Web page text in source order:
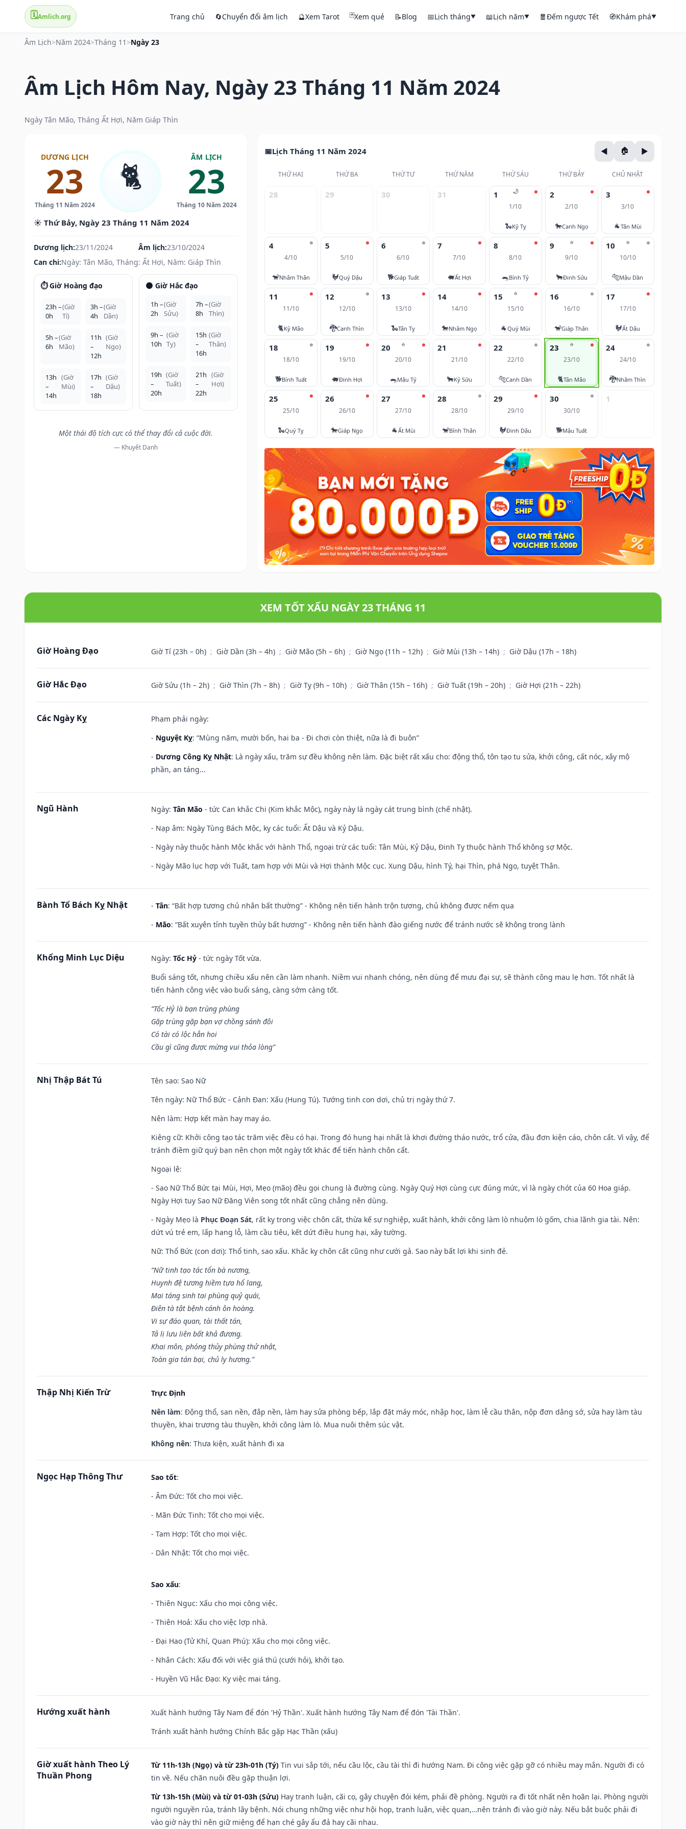
🗓️Amlich.org Trang chủ 🔄Chuyển đổi âm lịch 🔮Xem Tarot 🃏Xem quẻ 📝Blog 📅Lịch tháng▼ 📖Lịch năm▼ 🧧Đếm ngược Tết 🧭Khám phá▼
Âm Lịch>Năm 2024>Tháng 11 >Ngày 23
Âm Lịch Hôm Nay, Ngày 23 Tháng 11 Năm 2024
Ngày Tân Mão, Tháng Ất Hợi, Năm Giáp Thìn
DƯƠNG LỊCH
23
Tháng 11 Năm 2024
🐈 ÂM LỊCH
23
Tháng 10 Năm 2024
☀️ Thứ Bảy, Ngày 23 Tháng 11 Năm 2024
Dương lịch:23/11/2024 Âm lịch:23/10/2024
Can chi:Ngày: Tân Mão, Tháng: Ất Hợi, Năm: Giáp Thìn
⏱️ Giờ Hoàng đạo
23h –
0h
(Giờ
Tí)
3h –
4h
(Giờ
Dần)
5h –
6h
(Giờ
Mão)
11h
–
12h
(Giờ
Ngọ)
13h
–
14h
(Giờ
Mùi)
17h
–
18h
(Giờ
Dậu)
🌑 Giờ Hắc đạo
1h –
2h
(Giờ
Sửu)
7h –
8h
(Giờ
Thìn)
9h –
10h
(Giờ
Tỵ)
15h
–
16h
(Giờ
Thân)
19h
–
20h
(Giờ
Tuất)
21h
–
22h
(Giờ
Hợi)
Một thái độ tích cực có thể thay đổi cả cuộc đời.
— Khuyết Danh
Lịch Tháng 11 Năm 2024
THỨ HAI THỨ BA THỨ TƯ THỨ NĂM THỨ SÁU THỨ BẢY CHỦ NHẬT
28 29 30 31 🌙
1
1/10
🐍Kỷ Tỵ
2
2/10
🐎Canh Ngọ
3
3/10
🐐Tân Mùi
4
4/10
🐒Nhâm Thân
5
5/10
🐓Quý Dậu
6
6/10
🐕Giáp Tuất
7
7/10
🐖Ất Hợi
8
8/10
🐀Bính Tý
⭐
9
9/10
🐂Đinh Sửu
⭐
10
10/10
🐅Mậu Dần
11
11/10
🐈Kỷ Mão
12
12/10
🐉Canh Thìn
13
13/10
🐍Tân Tỵ
14
14/10
🐎Nhâm Ngọ
⭐
15
15/10
🐐Quý Mùi
16
16/10
🐒Giáp Thân
17
17/10
🐓Ất Dậu
18
18/10
🐕Bính Tuất
19
19/10
🐖Đinh Hợi
⭐
20
20/10
🐀Mậu Tý
21
21/10
🐂Kỷ Sửu
22
22/10
🐅Canh Dần
⭐
23
23/10
🐈Tân Mão
24
24/10
🐉Nhâm Thìn
25
25/10
🐍Quý Tỵ
26
26/10
🐎Giáp Ngọ
27
27/10
🐐Ất Mùi
28
28/10
🐒Bính Thân
29
29/10
🐓Đinh Dậu
30
30/10
🐕Mậu Tuất
1
XEM TỐT XẤU NGÀY 23 THÁNG 11
Giờ Hoàng Đạo Giờ Tí (23h – 0h) ; Giờ Dần (3h – 4h) ; Giờ Mão (5h – 6h) ; Giờ Ngọ (11h – 12h) ; Giờ Mùi (13h – 14h) ; Giờ Dậu (17h – 18h)
Giờ Hắc Đạo Giờ Sửu (1h – 2h) ; Giờ Thìn (7h – 8h) ; Giờ Tỵ (9h – 10h) ; Giờ Thân (15h – 16h) ; Giờ Tuất (19h – 20h) ; Giờ Hợi (21h – 22h)
Các Ngày Kỵ
Phạm phải ngày:
- Nguyệt Kỵ: “Mùng năm, mười bốn, hai ba - Đi chơi còn thiệt, nữa là đi buôn”
- Dương Công Kỵ Nhật: Là ngày xấu, trăm sự đều không nên làm. Đặc biệt rất xấu cho: động thổ, tôn tạo tu sửa, khởi công, cất nóc, xây mộ
phần, an táng...
Ngũ Hành Ngày: Tân Mão - tức Can khắc Chi (Kim khắc Mộc), ngày này là ngày cát trung bình (chế nhật).
- Nạp âm: Ngày Tùng Bách Mộc, kỵ các tuổi: Ất Dậu và Kỷ Dậu.
- Ngày này thuộc hành Mộc khắc với hành Thổ, ngoại trừ các tuổi: Tân Mùi, Kỷ Dậu, Đinh Tỵ thuộc hành Thổ không sợ Mộc.
- Ngày Mão lục hợp với Tuất, tam hợp với Mùi và Hợi thành Mộc cục. Xung Dậu, hình Tý, hại Thìn, phá Ngọ, tuyệt Thân.
Bành Tổ Bách Kỵ Nhật - Tân: “Bất hợp tương chủ nhân bất thường” - Không nên tiến hành trộn tương, chủ không được nếm qua
- Mão: “Bất xuyên tỉnh tuyền thủy bất hương” - Không nên tiến hành đào giếng nước để tránh nước sẽ không trong lành
Khổng Minh Lục Diệu Ngày: Tốc Hỷ - tức ngày Tốt vừa.
Buổi sáng tốt, nhưng chiều xấu nên cần làm nhanh. Niềm vui nhanh chóng, nên dùng để mưu đại sự, sẽ thành công mau lẹ hơn. Tốt nhất là
tiến hành công việc vào buổi sáng, càng sớm càng tốt.
“Tốc Hỷ là bạn trùng phùng
Gặp trùng gặp bạn vợ chồng sánh đôi
Có tài có lộc hẳn hoi
Cầu gì cũng được mừng vui thỏa lòng”
Nhị Thập Bát Tú Tên sao: Sao Nữ
Tên ngày: Nữ Thổ Bức - Cảnh Đan: Xấu (Hung Tú). Tướng tinh con dơi, chủ trị ngày thứ 7.
Nên làm: Hợp kết màn hay may áo.
Kiêng cữ: Khởi công tạo tác trăm việc đều có hại. Trong đó hung hại nhất là khơi đường tháo nước, trổ cửa, đầu đơn kiện cáo, chôn cất. Vì vậy, để
tránh điềm giữ quý bạn nên chọn một ngày tốt khác để tiến hành chôn cất.
Ngoại lệ:
- Sao Nữ Thổ Bức tại Mùi, Hợi, Mẹo (mão) đều gọi chung là đường cùng. Ngày Quý Hợi cùng cực đúng mức, vì là ngày chót của 60 Hoa giáp.
Ngày Hợi tuy Sao Nữ Đăng Viên song tốt nhất cũng chẳng nên dùng.
- Ngày Mẹo là Phục Đoạn Sát, rất kỵ trong việc chôn cất, thừa kế sự nghiệp, xuất hành, khởi công làm lò nhuộm lò gốm, chia lãnh gia tài. Nên:
dứt vú trẻ em, lấp hang lỗ, làm cầu tiêu, kết dứt điều hung hại, xây tường.
Nữ: Thổ Bức (con dơi): Thổ tinh, sao xấu. Khắc kỵ chôn cất cũng như cưới gả. Sao này bất lợi khi sinh đẻ.
“Nữ tinh tạo tác tổn bà nương,
Huynh đệ tương hiềm tựa hổ lang,
Mai táng sinh tai phùng quỷ quái,
Điên tà tật bệnh cánh ôn hoàng.
Vi sự đáo quan, tài thất tán,
Tả lị lưu liên bất khả đương.
Khai môn, phóng thủy phùng thử nhật,
Toàn gia tán bại, chủ ly hương.”
Thập Nhị Kiến Trừ
Trực Định
Nên làm: Động thổ, san nền, đắp nền, làm hay sửa phòng bếp, lắp đặt máy móc, nhập học, làm lễ cầu thân, nộp đơn dâng sớ, sửa hay làm tàu
thuyền, khai trương tàu thuyền, khởi công làm lò. Mua nuôi thêm súc vật.
Không nên: Thưa kiện, xuất hành đi xa
Ngọc Hạp Thông Thư Sao tốt:
- Âm Đức: Tốt cho mọi việc.
- Mãn Đức Tinh: Tốt cho mọi việc.
- Tam Hợp: Tốt cho mọi việc.
- Dân Nhật: Tốt cho mọi việc.
Sao xấu:
- Thiên Ngục: Xấu cho mọi công việc.
- Thiên Hoả: Xấu cho việc lợp nhà.
- Đại Hao (Tử Khí, Quan Phú): Xấu cho mọi công việc.
- Nhân Cách: Xấu đối với việc giá thú (cưới hỏi), khởi tạo.
- Huyền Vũ Hắc Đạo: Kỵ việc mai táng.
Hướng xuất hành
Xuất hành hướng Tây Nam để đón 'Hỷ Thần'. Xuất hành hướng Tây Nam để đón 'Tài Thần'.
Tránh xuất hành hướng Chính Bắc gặp Hạc Thần (xấu)
Giờ xuất hành Theo Lý
Thuần Phong
Từ 11h-13h (Ngọ) và từ 23h-01h (Tý) Tin vui sắp tới, nếu cầu lộc, cầu tài thì đi hướng Nam. Đi công việc gặp gỡ có nhiều may mắn. Người đi có
tin về. Nếu chăn nuôi đều gặp thuận lợi.
Từ 13h-15h (Mùi) và từ 01-03h (Sửu) Hay tranh luận, cãi cọ, gây chuyện đói kém, phải đề phòng. Người ra đi tốt nhất nên hoãn lại. Phòng người
người nguyền rủa, tránh lây bệnh. Nói chung những việc như hội họp, tranh luận, việc quan,…nên tránh đi vào giờ này. Nếu bắt buộc phải đi
vào giờ này thì nên giữ miệng để hạn ché gây ẩu đả hay cãi nhau.